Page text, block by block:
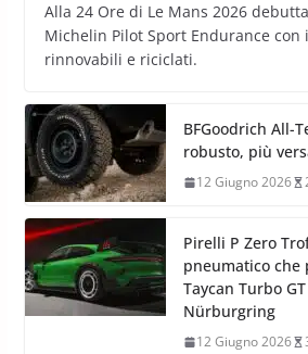
Alla 24 Ore di Le Mans 2026
Michelin Pilot Sport Endurance con
rinnovabili e riciclati.
BFGoodrich All-
robusto, più
12 Giugno 2026
Pirelli P Zero
pneumatico che
Taycan Turbo
Nürburgring
12 Giugno 2026